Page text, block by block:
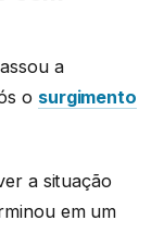
a
o surgimento
a situação
em um